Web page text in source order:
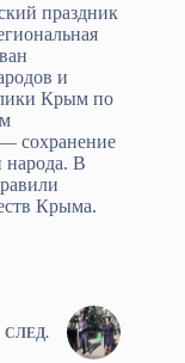
праздник
и
Крым по
сохранение
народа. В
Крыма.
СЛЕД.